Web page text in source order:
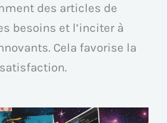
des articles de
besoins et l’inciter à
Cela favorise la